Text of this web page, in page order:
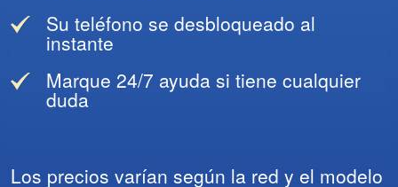
Su teléfono se desbloqueado al
instante
Marque 24/7 ayuda si tiene cualquier
duda
Los precios varían según la red y el modelo